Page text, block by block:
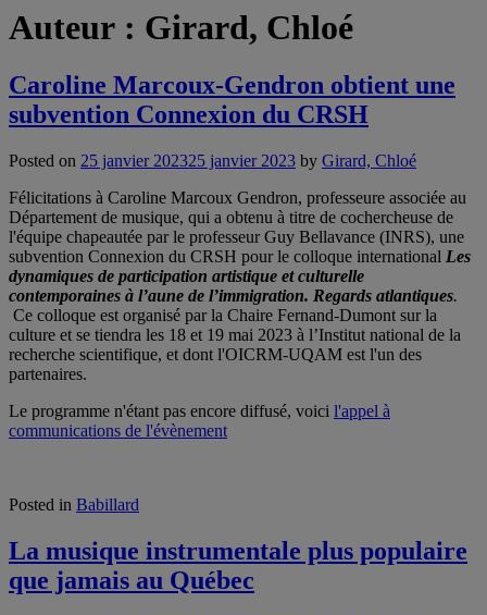
Auteur : Girard, Chloé
Caroline Marcoux-Gendron obtient une
subvention Connexion du CRSH
Posted on 25 janvier 202325 janvier 2023 by Girard, Chloé
Félicitations à Caroline Marcoux Gendron, professeure associée au
Département de musique, qui a obtenu à titre de cochercheuse de
l'équipe chapeautée par le professeur Guy Bellavance (INRS), une
subvention Connexion du CRSH pour le colloque international Les
dynamiques de participation artistique et culturelle
contemporaines à l’aune de l’immigration. Regards atlantiques.
Ce colloque est organisé par la Chaire Fernand-Dumont sur la
culture et se tiendra les 18 et 19 mai 2023 à l’Institut national de la
recherche scientifique, et dont l'OICRM-UQAM est l'un des
partenaires.
Le programme n'étant pas encore diffusé, voici l'appel à
communications de l'évènement
Posted in Babillard
La musique instrumentale plus populaire
que jamais au Québec